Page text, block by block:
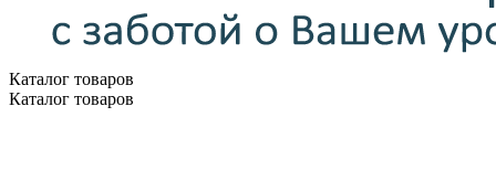
Каталог товаров
Каталог товаров